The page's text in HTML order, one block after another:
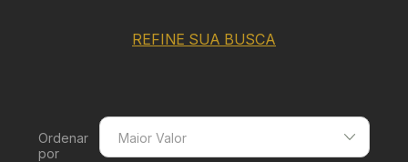
REFINE SUA BUSCA
Ordenar
por
Maior Valor